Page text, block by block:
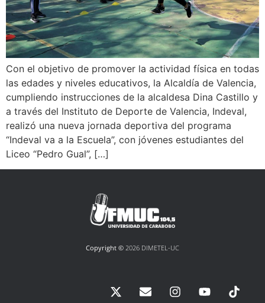
Con el objetivo de promover la actividad física en todas
las edades y niveles educativos, la Alcaldía de Valencia,
cumpliendo instrucciones de la alcaldesa Dina Castillo y
a través del Instituto de Deporte de Valencia, Indeval,
realizó una nueva jornada deportiva del programa
“Indeval va a la Escuela”, con jóvenes estudiantes del
Liceo “Pedro Gual”, […]
Copyright © 2026 DIMETEL-UC